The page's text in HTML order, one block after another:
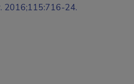
2016;115:716-24.